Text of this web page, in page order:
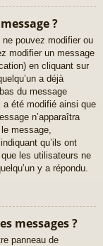
?
ne pouvez modifier ou
modifier un message
en cliquant sur
a déjà
du message
a été modifié ainsi que
n’apparaîtra
message,
qu’ils ont
les utilisateurs ne
y a répondu.
messages ?
panneau de